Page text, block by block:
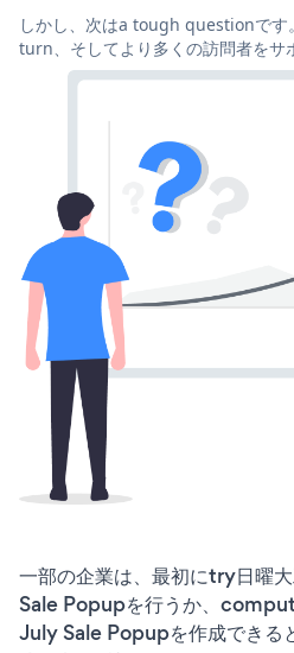
しかし、次はa tough questionです
turn、そしてより多くの訪問者をサ
一部の企業は、最初にtry日曜
Sale Popupを行うか、
July Sale Popupを作成できる